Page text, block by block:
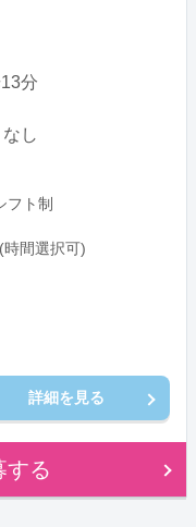
分
し
フト制
間選択可)
詳細を見る
する